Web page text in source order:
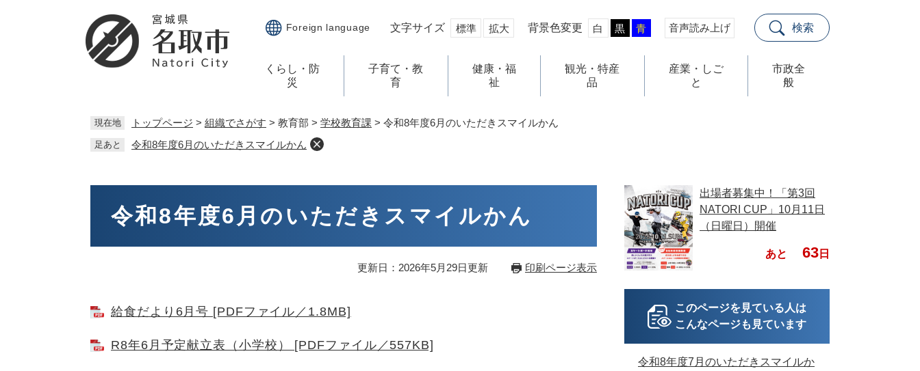
Foreign language 文字サイズ 標準 拡大 背景色変更 白 黒 青 音声読み上げ 検索
くらし・防
災
子育て・教
育
健康・福
祉
観光・特産
品
産業・しご
と
市政全
般
現在地 トップページ > 組織でさがす > 教育部 > 学校教育課 > 令和8年度6月のいただきスマイルかん
足あと 令和8年度6月のいただきスマイルかん
令和8年度6月のいただきスマイルかん
更新日：2026年5月29日更新 印刷ページ表示
給食だより6月号 [PDFファイル／1.8MB]
R8年6月予定献立表（小学校） [PDFファイル／557KB]
出場者募集中！「第3回
NATORI CUP」10月11日
（日曜日）開催
あと 63 日
このページを見ている人は
こんなページも見ています
令和8年度7月のいただきスマイルか